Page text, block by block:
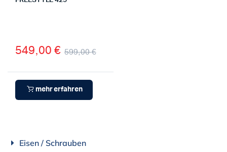
599,00€
549,00 €
mehr erfahren
Eisen / Schrauben